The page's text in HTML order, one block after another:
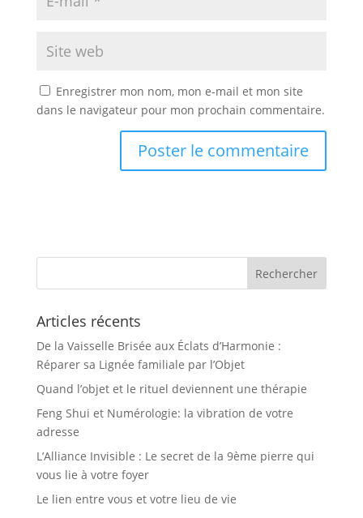
Enregistrer mon nom, mon e-mail et mon site
dans le navigateur pour mon prochain commentaire.
Articles récents
De la Vaisselle Brisée aux Éclats d’Harmonie :
Réparer sa Lignée familiale par l’Objet
Quand l’objet et le rituel deviennent une thérapie
Feng Shui et Numérologie: la vibration de votre
adresse
L’Alliance Invisible : Le secret de la 9ème pierre qui
vous lie à votre foyer
Le lien entre vous et votre lieu de vie